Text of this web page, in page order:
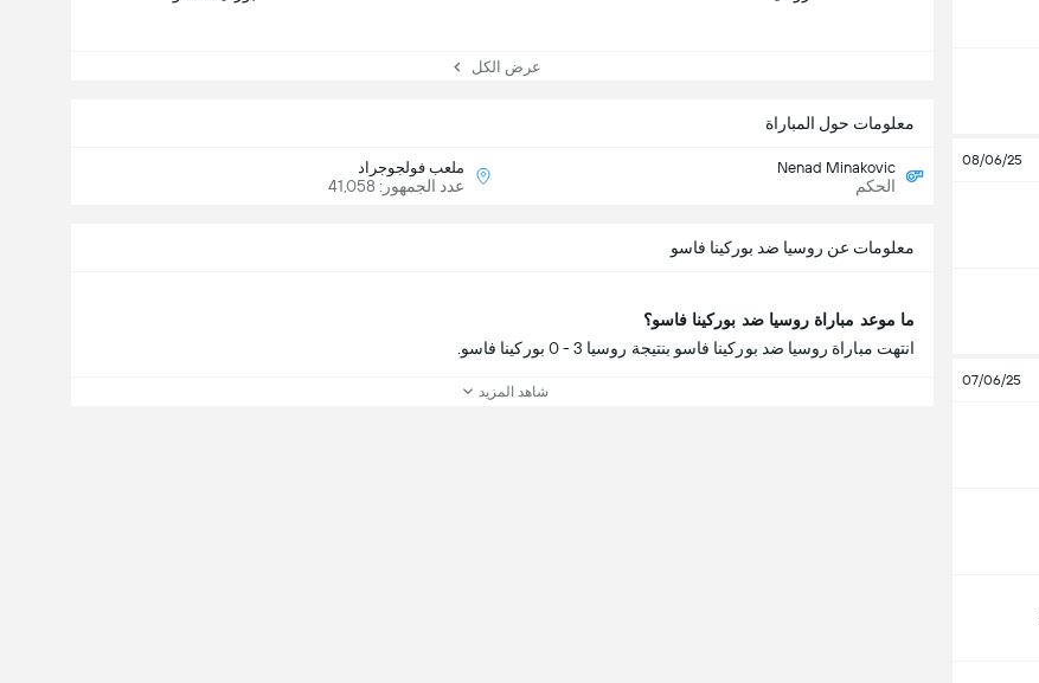
08/06/25
07/06/25
معلومات حول المباراة
Nenad Minakovic
الحكم
ملعب فولجوجراد
عدد الجمهور: 41,058
عرض الكل
معلومات عن روسيا ضد بوركينا فاسو
ما موعد مباراة روسيا ضد بوركينا فاسو؟
انتهت مباراة روسيا ضد بوركينا فاسو بنتيجة روسيا 3 - 0 بوركينا فاسو.
شاهد المزيد